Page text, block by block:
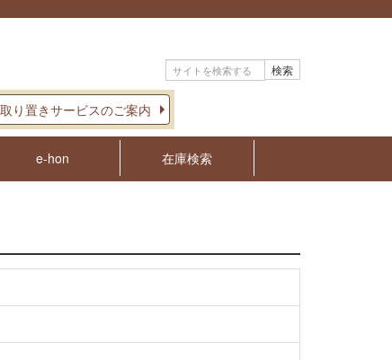
検索
り置きサービスのご案内
e-hon 在庫検索